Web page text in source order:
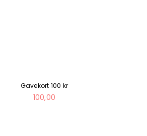
Gavekort 100 kr
Normal
100,00